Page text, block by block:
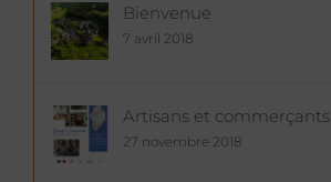
Bienvenue
7 avril 2018
Artisans et commerçants
27 novembre 2018